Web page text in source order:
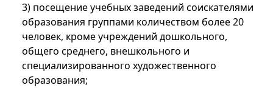
3) посещение учебных заведений соискателями
образования группами количеством более 20
человек, кроме учреждений дошкольного,
общего среднего, внешкольного и
специализированного художественного
образования;